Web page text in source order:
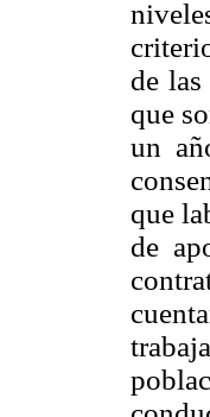
de
que
un
que
de